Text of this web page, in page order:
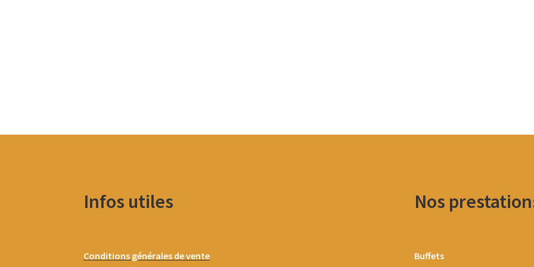
Infos utiles
Conditions générales de vente
Nos
Buffets